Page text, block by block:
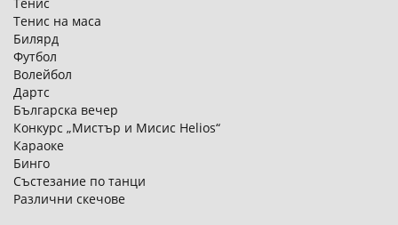
Тенис на маса
Билярд
Футбол
Волейбол
Дартс
Българска вечер
Конкурс „Мистър и Мисис Helios“
Караоке
Бинго
Състезание по танци
Различни скечове